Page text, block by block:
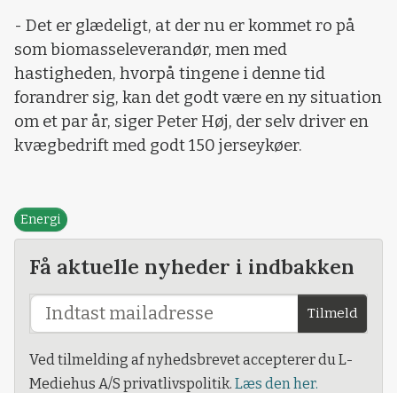
- Det er glædeligt, at der nu er kommet ro på
som biomasseleverandør, men med
hastigheden, hvorpå tingene i denne tid
forandrer sig, kan det godt være en ny situation
om et par år, siger Peter Høj, der selv driver en
kvægbedrift med godt 150 jerseykøer.
Energi
Få aktuelle nyheder i indbakken
Tilmeld
Ved tilmelding af nyhedsbrevet accepterer du L-
Mediehus A/S privatlivspolitik. Læs den her.